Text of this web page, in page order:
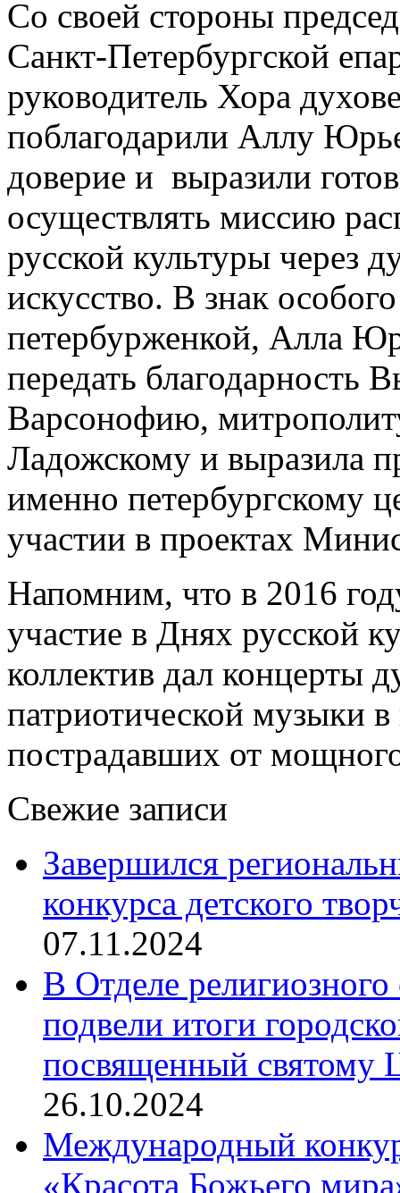
Со своей стороны
Санкт-Петербургской
руководитель Хора
поблагодарили Аллу
доверие и выразили
осуществлять миссию
русской культуры через
искусство. В знак
петербурженкой, Алла
передать благодарность
Варсонофию,
Ладожскому и выразила
именно петербургскому
участии в проектах
Напомним, что в 2016
участие в Днях русской
коллектив дал концерты
патриотической музыки
пострадавших от
Свежие записи
Завершился
конкурса детского
07.11.2024
В Отделе религиозного
подвели итоги
посвященный святому
26.10.2024
Международный
«Красота Божьего